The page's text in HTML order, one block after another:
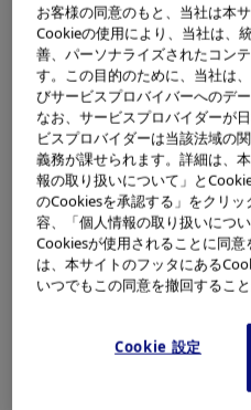
お客様の同意のもと、当社は本
Cookieの使用により、当社は、
善、パーソナライズされたコン
す。この目的のために、当社は
びサービスプロバイバーへのデ
なお、サービスプロバイダーが
ビスプロバイダーは当該法域の
義務が課せられます。詳細は、
報の取り扱いについて」と
のCookiesを承認する」をクリ
容、「個人情報の取り扱いにつ
Cookiesが使用されることに同
は、本サイトのフッタにある
いつでもこの同意を撤回すること
Cookie 設定